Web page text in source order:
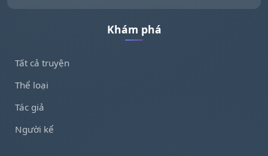
Khám phá
Tất cả truyện
Thể loại
Tác giả
Người kể